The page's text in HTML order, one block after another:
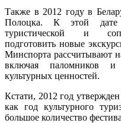
Также в 2012 году в
Полоцка. К этой дате
туристической и
подготовить новые
Минспорта рассчитывают
включая паломников и
культурных ценностей.
Кстати, 2012 год
как год культурного
большое количество